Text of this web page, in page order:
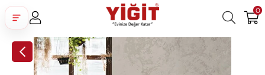
0
Üye Girişi Üye Ol Facebook İle Bağlan
Google İle Bağlan